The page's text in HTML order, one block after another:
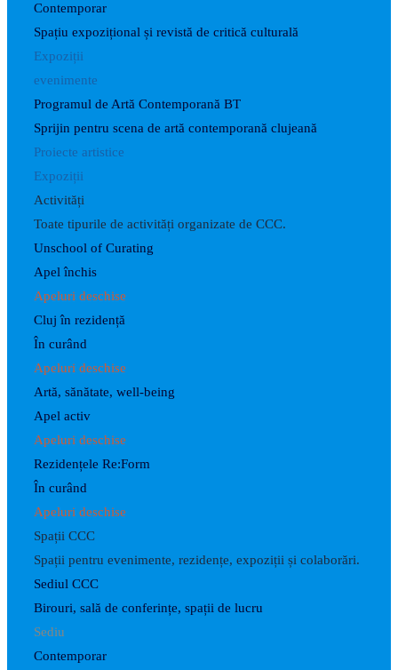
Contemporar
Spațiu expozițional și revistă de critică culturală
Expoziții
evenimente
Programul de Artă Contemporană BT
Sprijin pentru scena de artă contemporană clujeană
Proiecte artistice
Expoziții
Activități
Toate tipurile de activități organizate de CCC.
Unschool of Curating
Apel închis
Apeluri deschise
Cluj în rezidență
În curând
Apeluri deschise
Artă, sănătate, well-being
Apel activ
Apeluri deschise
Rezidențele Re:Form
În curând
Apeluri deschise
Spații CCC
Spații pentru evenimente, rezidențe, expoziții și colaborări.
Sediul CCC
Birouri, sală de conferințe, spații de lucru
Sediu
Contemporar